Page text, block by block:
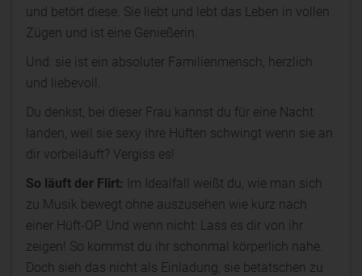
und betört diese. Sie liebt und lebt das Leben in vollen
Zügen und ist eine Genießerin.
Und: sie ist ein absoluter Familienmensch, herzlich
und liebevoll.
Du denkst, bei dieser Frau kannst du für eine Nacht
landen, weil sie sexy ihre Hüften schwingt wenn sie an
dir vorbeiläuft? Vergiss es!
So läuft der Flirt: Im Idealfall weißt du, wie man sich
zu Musik bewegt ohne auszusehen wie kurz nach
einer Hüft-OP. Und wenn nicht: Lass es dir von ihr
zeigen! So kommst du ihr schonmal körperlich nahe.
Doch sieh das nicht als Einladung, sie betatschen zu